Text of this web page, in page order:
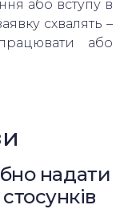
або вступу в
схвалять –
або
надати